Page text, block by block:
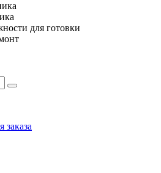
для готовки
заказа